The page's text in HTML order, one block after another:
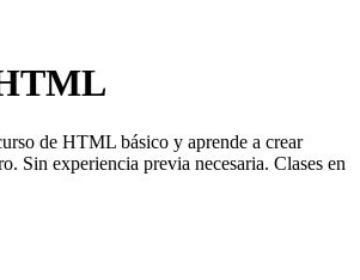
de HTML básico y aprende a crear
Sin experiencia previa necesaria. Clases en